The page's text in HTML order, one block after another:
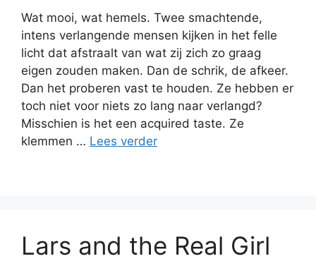
Wat mooi, wat hemels. Twee smachtende,
intens verlangende mensen kijken in het felle
licht dat afstraalt van wat zij zich zo graag
eigen zouden maken. Dan de schrik, de afkeer.
Dan het proberen vast te houden. Ze hebben er
toch niet voor niets zo lang naar verlangd?
Misschien is het een acquired taste. Ze
klemmen … Lees verder
Lars and the Real Girl